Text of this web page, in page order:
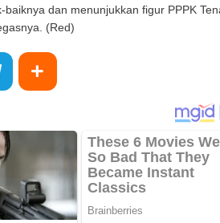
dan menunjukkan figur PPPK
(Red)